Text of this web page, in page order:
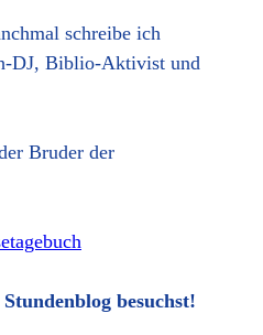
schreibe ich
DJ, Biblio-Aktivist und
Bruder der
besuchst!